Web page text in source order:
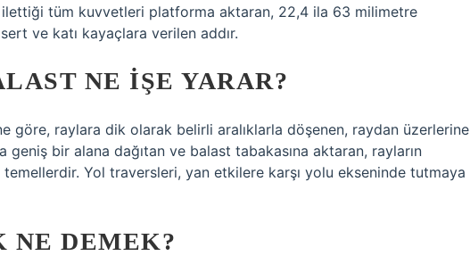
tüm kuvvetleri platforma aktaran, 22,4 ila 63 milimetre
ve katı kayaçlara verilen addır.
NE IŞE YARAR?
göre, raylara dik olarak belirli aralıklarla döşenen, raydan üzerlerine
bir alana dağıtan ve balast tabakasına aktaran, rayların
temellerdir. Yol traversleri, yan etkilere karşı yolu ekseninde tutmaya
NE DEMEK?